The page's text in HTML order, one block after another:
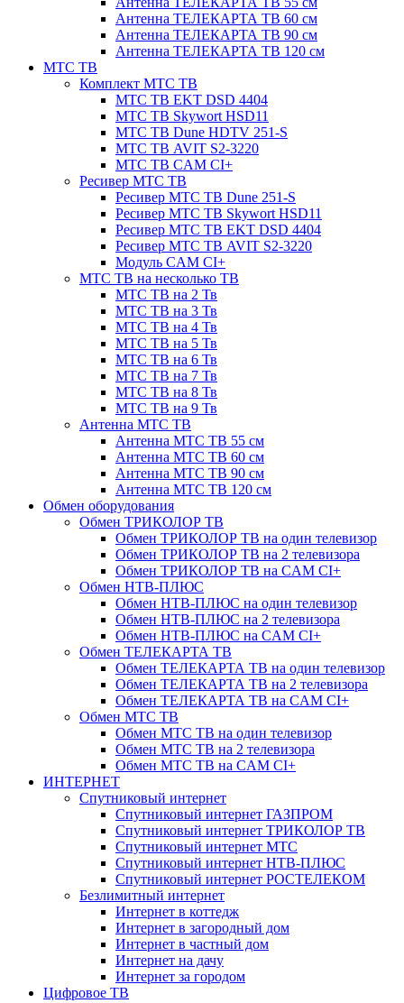
Антенна ТЕЛЕКАРТА ТВ 60 см
Антенна ТЕЛЕКАРТА ТВ 90 см
Антенна ТЕЛЕКАРТА ТВ 120 см
МТС ТВ
Комплект МТС ТВ
МТС ТВ EKT DSD 4404
МТС ТВ Skywort HSD11
МТС ТВ Dune HDTV 251-S
МТС ТВ AVIT S2-3220
МТС ТВ CAM CI+
Ресивер МТС ТВ
Ресивер МТС ТВ Dune 251-S
Ресивер МТС ТВ Skywort HSD11
Ресивер МТС ТВ EKT DSD 4404
Ресивер МТС ТВ AVIT S2-3220
Модуль CAM CI+
МТС ТВ на несколько ТВ
МТС ТВ на 2 Тв
МТС ТВ на 3 Тв
МТС ТВ на 4 Тв
МТС ТВ на 5 Тв
МТС ТВ на 6 Тв
МТС ТВ на 7 Тв
МТС ТВ на 8 Тв
МТС ТВ на 9 Тв
Антенна МТС ТВ
Антенна МТС ТВ 55 см
Антенна МТС ТВ 60 см
Антенна МТС ТВ 90 см
Антенна МТС ТВ 120 см
Обмен оборудования
Обмен ТРИКОЛОР ТВ
Обмен ТРИКОЛОР ТВ на один телевизор
Обмен ТРИКОЛОР ТВ на 2 телевизора
Обмен ТРИКОЛОР ТВ на CAM CI+
Обмен НТВ-ПЛЮС
Обмен НТВ-ПЛЮС на один телевизор
Обмен НТВ-ПЛЮС на 2 телевизора
Обмен НТВ-ПЛЮС на CAM CI+
Обмен ТЕЛЕКАРТА ТВ
Обмен ТЕЛЕКАРТА ТВ на один телевизор
Обмен ТЕЛЕКАРТА ТВ на 2 телевизора
Обмен ТЕЛЕКАРТА ТВ на CAM CI+
Обмен МТС ТВ
Обмен МТС ТВ на один телевизор
Обмен МТС ТВ на 2 телевизора
Обмен МТС ТВ на CAM CI+
ИНТЕРНЕТ
Спутниковый интернет
Спутниковый интернет ГАЗПРОМ
Спутниковый интернет ТРИКОЛОР ТВ
Спутниковый интернет МТС
Спутниковый интернет НТВ-ПЛЮС
Спутниковый интернет РОСТЕЛЕКОМ
Безлимитный интернет
Интернет в коттедж
Интернет в загородный дом
Интернет в частный дом
Интернет на дачу
Интернет за городом
Цифровое ТВ